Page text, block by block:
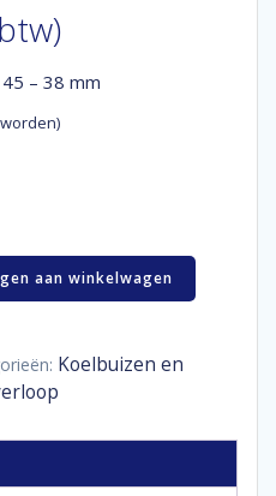
– 38 mm
aan winkelwagen
Koelbuizen en